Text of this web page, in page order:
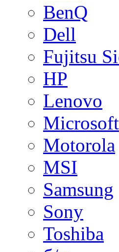
BenQ
Dell
Fujitsu
HP
Lenovo
Microsoft
Motorola
MSI
Samsung
Sony
Toshiba